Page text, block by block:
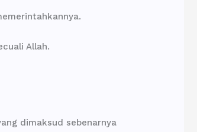
Allah.
dimaksud sebenarnya